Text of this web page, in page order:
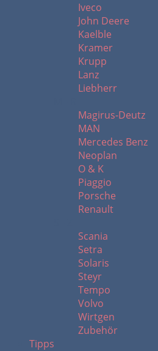
Iveco
John Deere
Kaelble
Kramer
Krupp
Lanz
Liebherr
Magirus-Deutz
MAN
Mercedes Benz
Neoplan
O & K
Piaggio
Porsche
Renault
Scania
Setra
Solaris
Steyr
Tempo
Volvo
Wirtgen
Zubehör
Tipps